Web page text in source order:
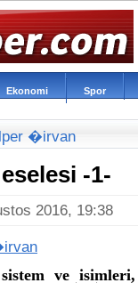
Ekonomi Spor
�irvan
-1-
2016, 19:38
ve